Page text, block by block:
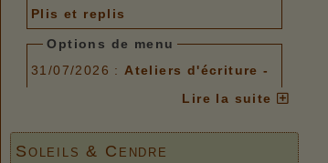
Plis et replis
Options de menu
31/07/2026 : Ateliers d'écriture -
31/07/2026 :- En vue n° 153
Lire la suite
Soleils & Cendre